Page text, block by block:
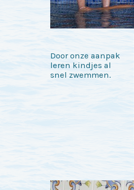
Door onze aanpak
leren kindjes al
snel zwemmen.